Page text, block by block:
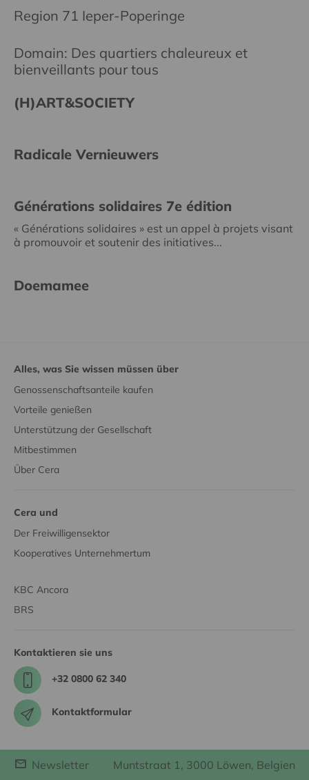
Region 71 Ieper-Poperinge
Domain: Des quartiers chaleureux et
bienveillants pour tous
(H)ART&SOCIETY
Radicale Vernieuwers
Générations solidaires 7e édition
« Générations solidaires » est un appel à projets visant
à promouvoir et soutenir des initiatives...
Doemamee
Alles, was Sie wissen müssen über
Genossenschaftsanteile kaufen
Vorteile genießen
Unterstützung der Gesellschaft
Mitbestimmen
Über Cera
Cera und
Der Freiwilligensektor
Kooperatives Unternehmertum
KBC Ancora
BRS
Kontaktieren sie uns
+32 0800 62 340
Kontaktformular
Newsletter
Muntstraat 1, 3000 Löwen, Belgien